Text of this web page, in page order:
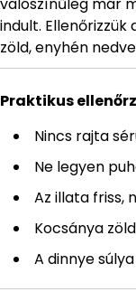
valószínűleg már
indult. Ellenőrizzük
zöld, enyhén
Praktikus
Nincs rajta
Ne legyen
Az illata friss,
Kocsánya
A dinnye